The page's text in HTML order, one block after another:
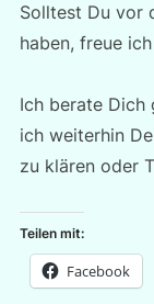
Solltest Du vor
haben, freue
Ich berate Dich
ich weiterhin
zu klären oder
Teilen mit:
Facebook